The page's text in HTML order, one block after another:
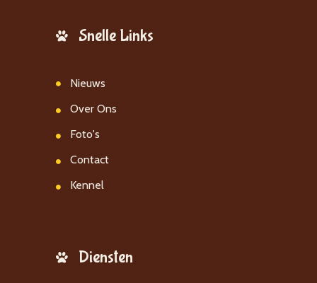
Snelle Links
Nieuws
Over Ons
Foto's
Contact
Kennel
Diensten